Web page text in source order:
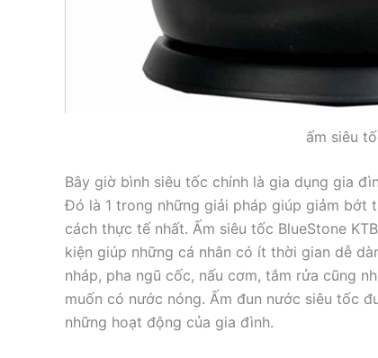
ấm siêu
Bây giờ bình siêu tốc chính là gia dụng gia
Đó là 1 trong những giải pháp giúp giảm bớt
cách thực tế nhất. Ấm siêu tốc BlueStone
kiện giúp những cá nhân có ít thời gian dễ
nháp, pha ngũ cốc, nấu cơm, tắm rửa cũng
muốn có nước nóng. Ấm đun nước siêu tốc
những hoạt động của gia đình.